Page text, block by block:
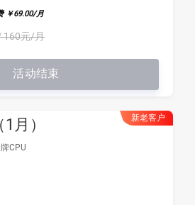
￥69.00/月
160元/月
活动结束
新老客户
月）
CPU